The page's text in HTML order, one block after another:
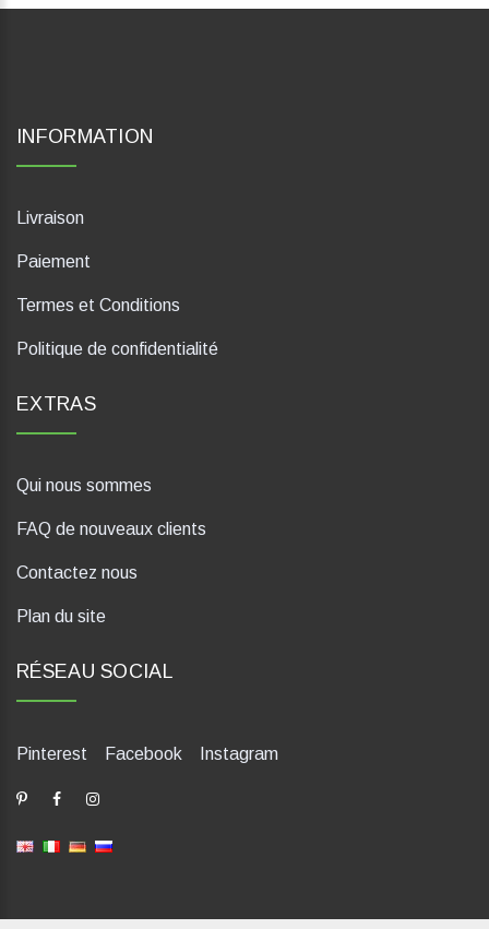
INFORMATION
Livraison
Paiement
Termes et Conditions
Politique de confidentialité
EXTRAS
Qui nous sommes
FAQ de nouveaux clients
Contactez nous
Plan du site
RÉSEAU SOCIAL
Pinterest Facebook Instagram